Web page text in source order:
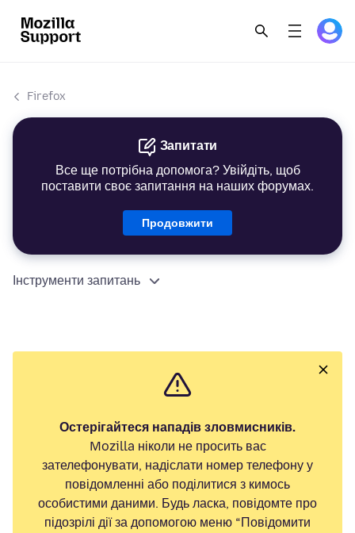
Firefox
Запитати
Все ще потрібна допомога? Увійдіть, щоб
поставити своє запитання на наших форумах.
Продовжити
Інструменти запитань
Остерігайтеся нападів зловмисників.
Mozilla ніколи не просить вас
зателефонувати, надіслати номер телефону у
повідомленні або поділитися з кимось
особистими даними. Будь ласка, повідомте про
підозрілі дії за допомогою меню “Повідомити